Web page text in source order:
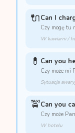
🔌Can I
Czy mogę tu
W kawiarni /
💊 Can you
Czy może mi
Sytuacja
🚖Can you
Czy może
W hotelu